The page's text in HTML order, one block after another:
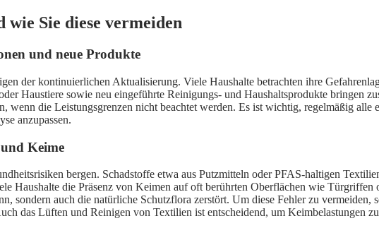
Sie diese vermeiden
und neue Produkte
der kontinuierlichen Aktualisierung. Viele Haushalte betrachten ihre
Haustiere sowie neu eingeführte Reinigungs- und Haushaltsprodukte bringen
wenn die Leistungsgrenzen nicht beachtet werden. Es ist wichtig, regelmäßig alle
anzupassen.
Keime
bergen. Schadstoffe etwa aus Putzmitteln oder PFAS-haltigen
Haushalte die Präsenz von Keimen auf oft berührten Oberflächen wie
sondern auch die natürliche Schutzflora zerstört. Um diese Fehler zu vermeiden,
das Lüften und Reinigen von Textilien ist entscheidend, um Keimbelastungen